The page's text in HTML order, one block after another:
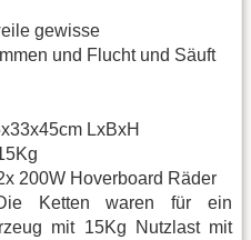
gewisse
und Flucht und Säuft
LxBxH
200W Hoverboard Räder
Ketten waren für ein
mit 15Kg Nutzlast mit